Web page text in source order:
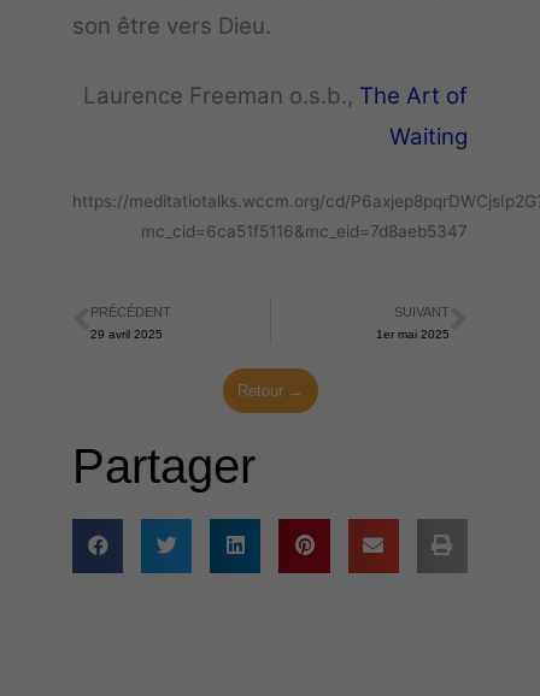
son être vers Dieu.
Laurence Freeman o.s.b., The Art of
Waiting
https://meditatiotalks.wccm.org/cd/
mc_cid=6ca51f5116&mc_eid=7d8aeb5347
Précédent
PRÉCÉDENT
29 avril 2025
SUIVANT
1er mai 2025
Retour →
Partager